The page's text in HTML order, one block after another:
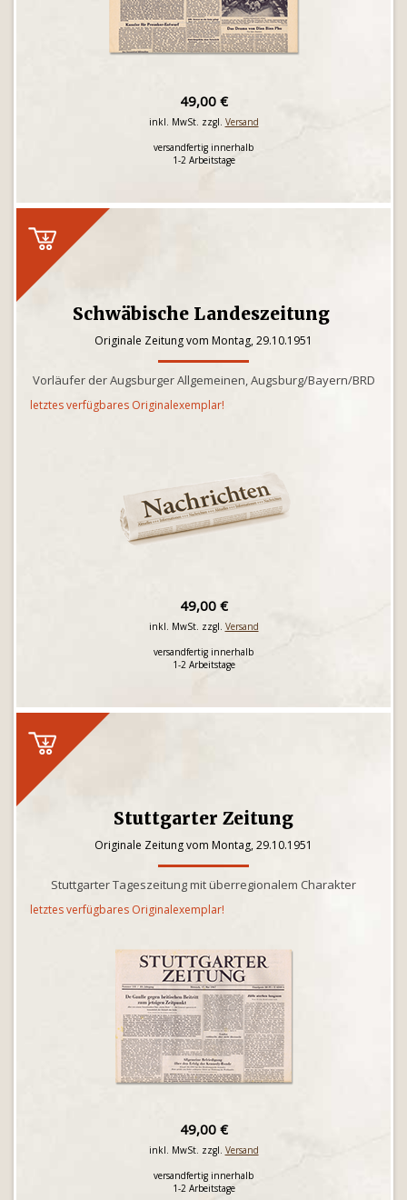
49,00 €
inkl. MwSt. zzgl. Versand
versandfertig innerhalb
1-2 Arbeitstage
Schwäbische Landeszeitung
Originale Zeitung vom Montag, 29.10.1951
Vorläufer der Augsburger Allgemeinen, Augsburg/Bayern/BRD
letztes verfügbares Originalexemplar!
49,00 €
inkl. MwSt. zzgl. Versand
versandfertig innerhalb
1-2 Arbeitstage
Stuttgarter Zeitung
Originale Zeitung vom Montag, 29.10.1951
Stuttgarter Tageszeitung mit überregionalem Charakter
letztes verfügbares Originalexemplar!
49,00 €
inkl. MwSt. zzgl. Versand
versandfertig innerhalb
1-2 Arbeitstage